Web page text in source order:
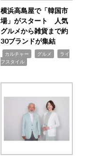
横浜高島屋で「韓国市
場」がスタート 人気
グルメから雑貨まで約
30ブランドが集結
カルチャー グルメ
ライ
フスタイル